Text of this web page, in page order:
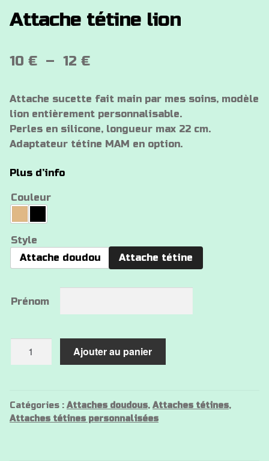
Attache tétine lion
10 € – 12 €Plage
prix :
10 €
à
Attache sucette fait main par mes soins, modèle
lion entièrement personnalisable.
Perles en silicone, longueur max 22 cm.
Adaptateur tétine MAM en option.
Plus d’info
Couleur
Style
Attache doudou
Attache tétine
Prénom
lion
Ajouter au panier
Catégories : Attaches doudous, Attaches tétines,
Attaches tétines personnalisées